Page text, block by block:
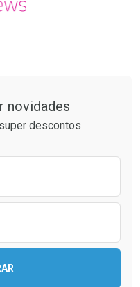
novidades
descontos